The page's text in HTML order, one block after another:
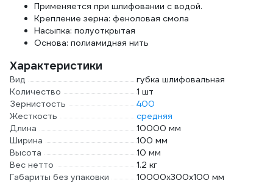
Применяется при шлифовании с водой.
Крепление зерна: феноловая смола
Насыпка: полуоткрытая
Основа: полиамидная нить
Характеристики
Вид
губка шлифовальная
Количество
1 шт
Зернистость
400
Жесткость
средняя
Длина
10000 мм
Ширина
100 мм
Высота
10 мм
Вес нетто
1.2 кг
Габариты без упаковки
10000х300х100 мм